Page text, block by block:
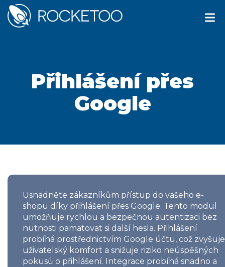
Přihlášení přes
Google
Usnadněte zákazníkům přístup do vašeho e-
shopu díky přihlášení přes Google. Tento modul
umožňuje rychlou a bezpečnou autentizaci bez
nutnosti pamatovat si další hesla. Přihlášení
probíhá prostřednictvím Google účtu, což zvyšuje
uživatelský komfort a snižuje riziko neúspěšných
pokusů o přihlášení. Integrace probíhá snadno a